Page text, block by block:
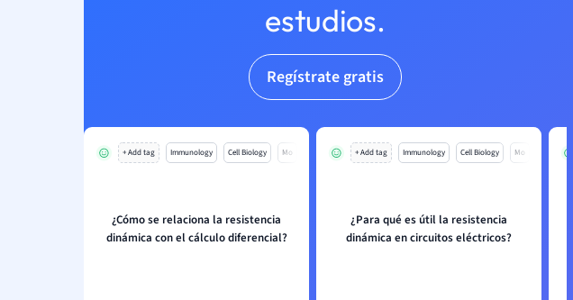
estudios.
Regístrate gratis
+ Add tag Immunology Cell Biology Mo
¿Cómo se relaciona la resistencia
dinámica con el cálculo diferencial?
+ Add tag Immunology Cell Biology Mo
¿Para qué es útil la resistencia
dinámica en circuitos eléctricos?